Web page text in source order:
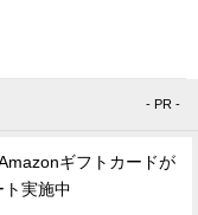
- PR -
ギフトカードが
ト実施中